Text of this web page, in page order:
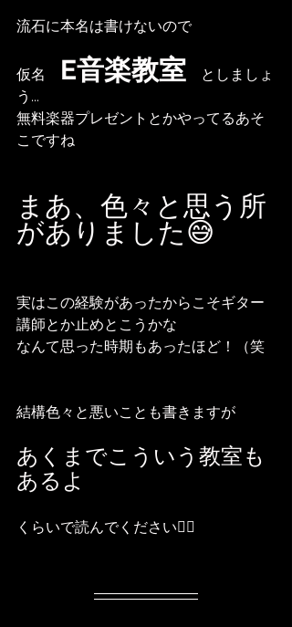
流石に本名は書けないので
仮名 E音楽教室 としましょ
う...
無料楽器プレゼントとかやってるあそ
こですね
まあ、色々と思う所
がありました😅
実はこの経験があったからこそギター
講師とか止めとこうかな
なんて思った時期もあったほど！（笑
結構色々と悪いことも書きますが
あくまでこういう教室も
あるよ
くらいで読んでください🙇‍♂️